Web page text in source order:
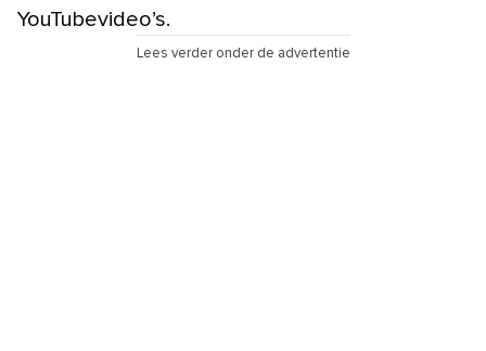
YouTubevideo’s.
Lees verder onder de advertentie